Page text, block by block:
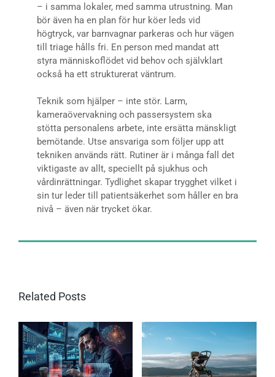
– i samma lokaler, med samma utrustning. Man
bör även ha en plan för hur köer leds vid
högtryck, var barnvagnar parkeras och hur vägen
till triage hålls fri. En person med mandat att
styra människoflödet vid behov och självklart
också ha ett strukturerat väntrum.
Teknik som hjälper – inte stör. Larm,
kameraövervakning och passersystem ska
stötta personalens arbete, inte ersätta mänskligt
bemötande. Utse ansvariga som följer upp att
tekniken används rätt. Rutiner är i många fall det
viktigaste av allt, speciellt på sjukhus och
vårdinrättningar. Tydlighet skapar trygghet vilket i
sin tur leder till patientsäkerhet som håller en bra
nivå – även när trycket ökar.
Related Posts